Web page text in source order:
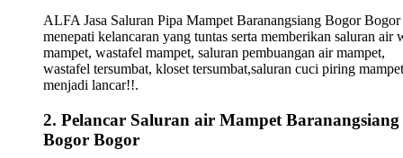
ALFA Jasa Saluran Pipa Mampet Baranangsiang Bogor Bogor
menepati kelancaran yang tuntas serta memberikan saluran air
mampet, wastafel mampet, saluran pembuangan air mampet,
wastafel tersumbat, kloset tersumbat,saluran cuci piring mampet
menjadi lancar!!.
2. Pelancar Saluran air Mampet Baranangsiang
Bogor Bogor